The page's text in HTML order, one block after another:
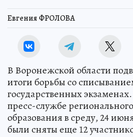
Евгения ФРОЛОВА
В Воронежской области
итоги борьбы со
государственных
пресс-службе
образования в среду, 24
были сняты еще 12